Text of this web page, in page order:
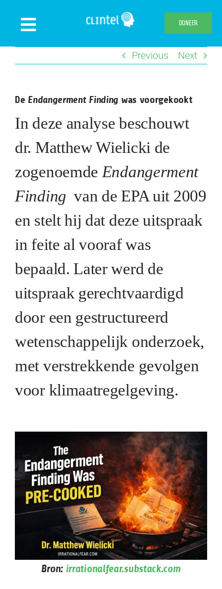
Toggle
Navigation
Publicaties
Declaration
Over ons
Webshop
DONEER
Previous Next
De Endangerment Finding was voorgekookt
In deze analyse beschouwt
dr. Matthew Wielicki de
zogenoemde Endangerment
Finding van de EPA uit 2009
en stelt hij dat deze uitspraak
in feite al vooraf was
bepaald. Later werd de
uitspraak gerechtvaardigd
door een gestructureerd
wetenschappelijk onderzoek,
met verstrekkende gevolgen
voor klimaatregelgeving.
Bron: irrationalfear.substack.com